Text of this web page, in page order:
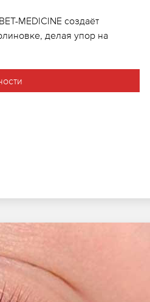
MEDICINE создаёт
делая упор на